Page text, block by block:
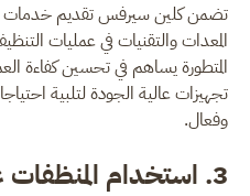
تضمن كلين سيرفس تقديم خدمات
المعدات والتقنيات في عمليات
المتطورة يساهم في تحسين كفاءة
تجهيزات عالية الجودة لتلبية
وفعال.
3. استخدام المنظفات عالية الجودة